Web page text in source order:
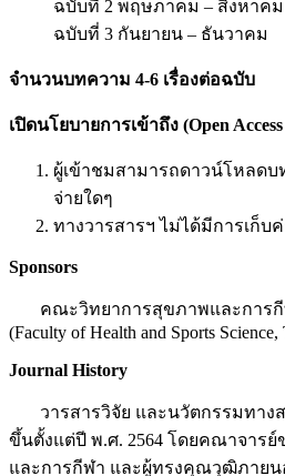
ฉบับที่ 2 พฤษภาคม – สิงหาคม
ฉบับที่ 3 กันยายน – ธันวาคม
จำนวนบทความ 4-6 เรื่องต่อฉบับ
เปิดนโยบายการเข้าถึง (Open
ผู้เข้าชมสามารถดาวน์โหลดบ
จ่ายใดๆ
ทางวารสารฯ ไม่ได้มีการเก็บ
Sponsors
คณะวิทยาการสุขภาพและการกี
(Faculty of Health and Sports
Journal History
วารสารวิจัย และนวัตกรรมทาง
ขึ้นตั้งแต่ปี พ.ศ. 2564 โดยคณาจาร
และการกีฬา และผู้ทรงคุณวุฒิภายน